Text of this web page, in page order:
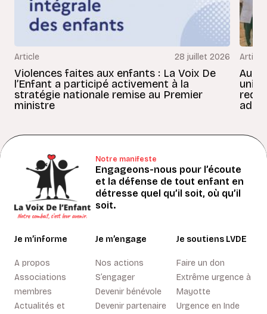
Article 28 juillet 2026
Violences faites aux enfants : La Voix De
l’Enfant a participé activement à la
stratégie nationale remise au Premier
ministre
Article
Au
Notre manifeste
Engageons-nous pour l’écoute
et la défense de tout enfant en
détresse quel qu’il soit, où qu’il
soit.
Je m’informe
A propos
Associations
membres
Actualités et
Je m’engage
Nos actions
S’engager
Devenir bénévole
Devenir partenaire
Je soutiens LVDE
Faire un don
Extrême urgence à
Mayotte
Urgence en Inde